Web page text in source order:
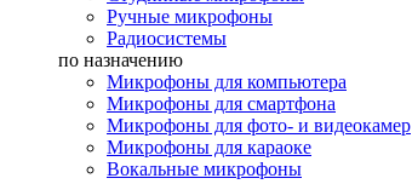
Ручные микрофоны
Радиосистемы
по назначению
Микрофоны для компьютера
Микрофоны для смартфона
Микрофоны для фото- и видеокамер
Микрофоны для караоке
Вокальные микрофоны